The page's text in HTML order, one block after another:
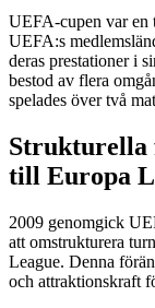
UEFA-cupen var en
UEFA:s
deras prestationer i
bestod av flera
spelades över två
Strukturella
till Europa
2009 genomgick
att omstrukturera
League. Denna
och attraktionskraft